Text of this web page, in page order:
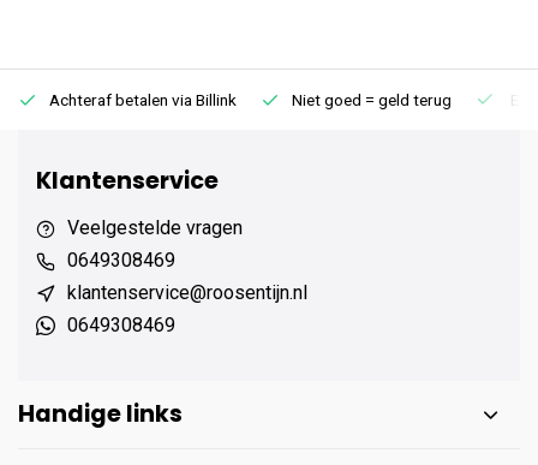
Achteraf betalen via Billink Niet goed = geld terug
Klantenservice
Veelgestelde vragen
0649308469
klantenservice@roosentijn.nl
0649308469
Handige links